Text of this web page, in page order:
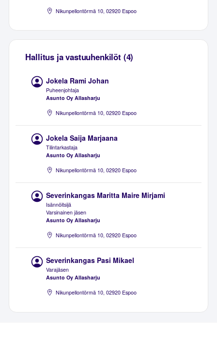
Nikunpellontörmä 10, 02920 Espoo
Hallitus ja vastuuhenkilöt (4)
Jokela Rami Johan
Puheenjohtaja
Asunto Oy Allasharju
Nikunpellontörmä 10, 02920 Espoo
Jokela Saija Marjaana
Tilintarkastaja
Asunto Oy Allasharju
Nikunpellontörmä 10, 02920 Espoo
Severinkangas Maritta Maire Mirjami
Isännöitsijä
Varsinainen jäsen
Asunto Oy Allasharju
Nikunpellontörmä 10, 02920 Espoo
Severinkangas Pasi Mikael
Varajäsen
Asunto Oy Allasharju
Nikunpellontörmä 10, 02920 Espoo